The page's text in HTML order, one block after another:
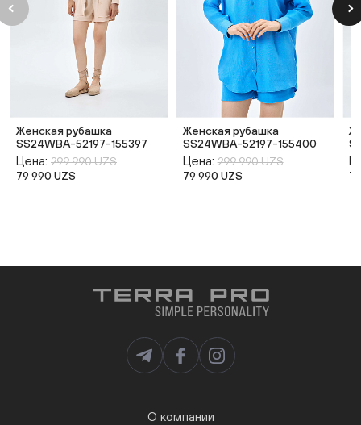
Женская рубашка
SS24WBA-52197-155397
Цена: 299 990 UZS
79 990 UZS
Женская рубашка
SS24WBA-52197-155400
Цена: 299 990 UZS
79 990 UZS
О компании